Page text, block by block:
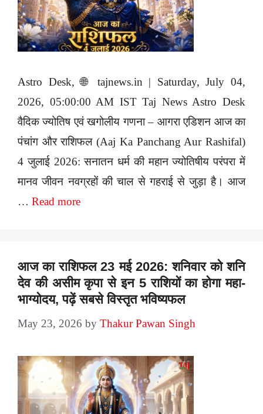
Astro Desk, 🌐 tajnews.in | Saturday, July 04,
2026, 05:00:00 AM IST Taj News Astro Desk
वैदिक ज्योतिष एवं खगोलीय गणना – आगरा एडिशन आज का
पंचांग और राशिफल (Aaj Ka Panchang Aur Rashifal)
4 जुलाई 2026: सनातन धर्म की महान ज्योतिषीय परंपरा में
मानव जीवन नवग्रहों की चाल से गहराई से जुड़ा है। आज
… Read more
आज का राशिफल 23 मई 2026: शनिवार को शनि
देव की असीम कृपा से इन 5 राशियों का होगा महा-
भाग्योदय, पढ़ें सबसे विस्तृत भविष्यफल
May 23, 2026 by Thakur Pawan Singh